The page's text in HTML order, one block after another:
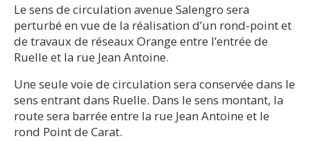
Le sens de circulation avenue Salengro sera
perturbé en vue de la réalisation d’un rond-point et
de travaux de réseaux Orange entre l’entrée de
Ruelle et la rue Jean Antoine.
Une seule voie de circulation sera conservée dans le
sens entrant dans Ruelle. Dans le sens montant, la
route sera barrée entre la rue Jean Antoine et le
rond Point de Carat.